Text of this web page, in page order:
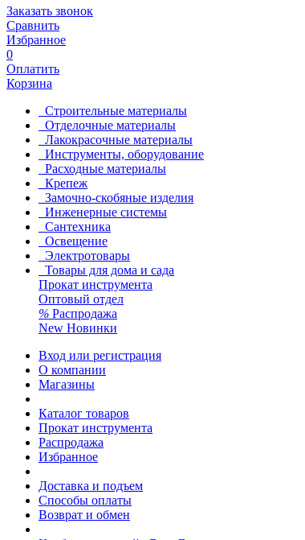
Заказать звонок
Сравнить
Избранное
0
Оплатить
Корзина
Строительные материалы
Отделочные материалы
Лакокрасочные материалы
Инструменты, оборудование
Расходные материалы
Крепеж
Замочно-скобяные изделия
Инженерные системы
Сантехника
Освещение
Электротовары
Товары для дома и сада
Прокат инструмента
Оптовый отдел
% Распродажа
New Новинки
Вход или регистрация
О компании
Магазины
Каталог товаров
Прокат инструмента
Распродажа
Избранное
Доставка и подъем
Способы оплаты
Возврат и обмен